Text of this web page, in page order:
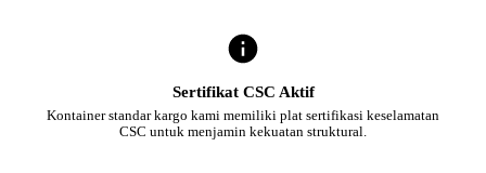
Sertifikat CSC Aktif
Kontainer standar kargo kami memiliki plat sertifikasi keselamatan
CSC untuk menjamin kekuatan struktural.